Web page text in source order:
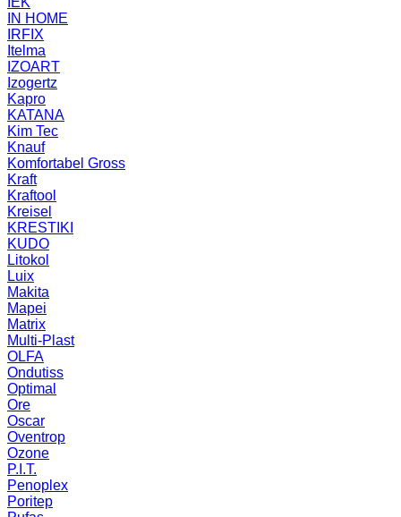
IN HOME
IRFIX
Itelma
IZOART
Izogertz
Kapro
KATANA
Kim Tec
Knauf
Komfortabel Gross
Kraft
Kraftool
Kreisel
KRESTIKI
KUDO
Litokol
Luix
Makita
Mapei
Matrix
Multi-Plast
OLFA
Ondutiss
Optimal
Ore
Oscar
Oventrop
Ozone
P.I.T.
Penoplex
Poritep